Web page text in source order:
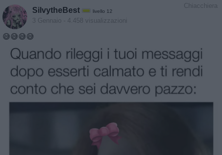
Chiacchiera
SilvytheBest livello 12
3 Gennaio - 4.458 visualizzazioni
😅😅😅😅